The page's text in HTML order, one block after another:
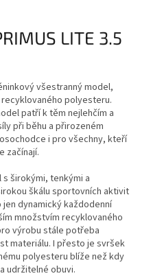
LITE 3.5
všestranný model,
polyesteru.
patří k těm nejlehčím a
při běhu a přirozeném
i pro všechny, kteří
začínají.
širokými, tenkými a
škálu sportovních aktivit
dynamický každodenní
množstvím recyklovaného
výrobu stále potřeba
materiálu. I přesto je svršek
polyesteru blíže než kdy
udržitelné obuvi.